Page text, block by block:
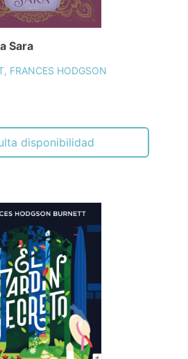
Sara
FRANCES HODGSON
disponibilidad